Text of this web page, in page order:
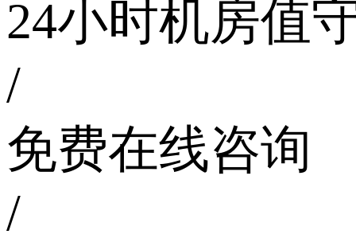
24小时机房值
/
免费在线咨询
/